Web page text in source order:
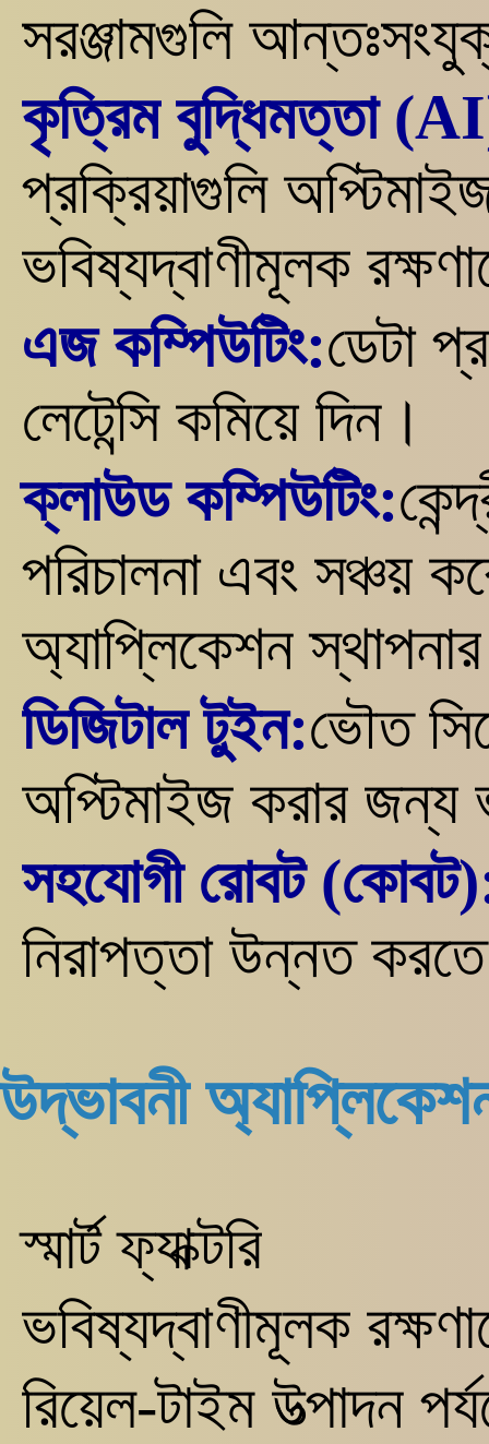
সরঞ্জামগুলি
কৃত্রিম বুদ্ধিমত্তা
প্রক্রিয়াগুলি
ভবিষ্যদ্বাণীমূলক
এজ কম্পিউটিং:ডেটা
লেটেন্সি কমিয়ে দিন।
ক্লাউড কম্পিউটিং:
পরিচালনা এবং সঞ্চয়
অ্যাপ্লিকেশন
ডিজিটাল টুইন:ভৌত
অপ্টিমাইজ করার জন্য
সহযোগী রোবট
নিরাপত্তা উন্নত
উদ্ভাবনী
স্মার্ট ফ্যাক্টরি
ভবিষ্যদ্বাণীমূলক
রিয়েল-টাইম উত্পাদন